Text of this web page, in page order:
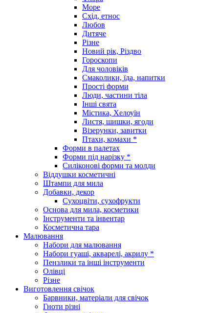
Море
Схід, етнос
Любов
Дитяче
Різне
Новий рік, Різдво
Гороскопи
Для чоловіків
Смаколики, їда, напитки
Прості форми
Люди, частини тіла
Інші свята
Містика, Хелоуїн
Листя, шишки, ягоди
Візерунки, завитки
Птахи, комахи *
Форми в палетах
Форми під нарізку *
Силіконові форми та молди
Віддушки косметичні
Штампи для мила
Добавки, декор
Сухоцвіти, сухофрукти
Основа для мила, косметики
Інструменти та інвентар
Косметична тара
Малювання
Набори для малювання
Набори гуаші, акварелі, акрилу *
Пензлики та інші інструменти
Олівці
Різне
Виготовлення свічок
Барвники, матеріали для свічок
Гноти різні